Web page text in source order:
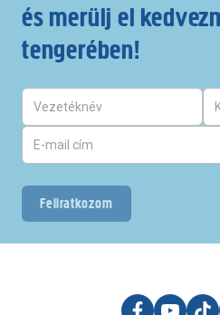
és merülj el
tengerében!
Feliratkozom